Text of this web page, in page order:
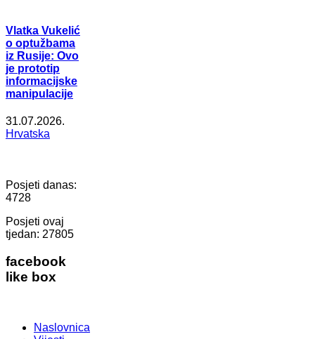
Vlatka Vukelić
o optužbama
iz Rusije: Ovo
je prototip
informacijske
manipulacije
31.07.2026.
Hrvatska
Posjeti danas:
4728
Posjeti ovaj
tjedan: 27805
facebook
like box
Naslovnica